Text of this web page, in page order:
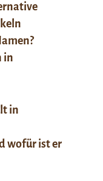
in
in
wofür ist er